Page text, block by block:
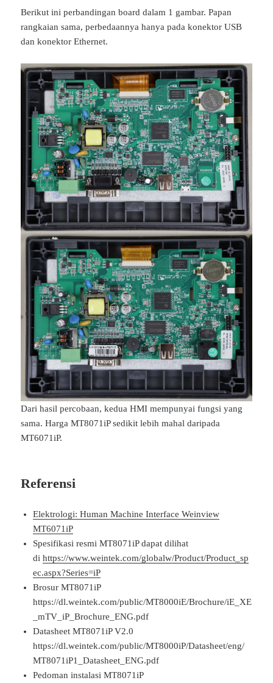
Berikut ini perbandingan board dalam 1 gambar. Papan
rangkaian sama, perbedaannya hanya pada konektor USB
dan konektor Ethernet.
Dari hasil percobaan, kedua HMI mempunyai fungsi yang
sama. Harga MT8071iP sedikit lebih mahal daripada
MT6071iP.
Referensi
Elektrologi: Human Machine Interface Weinview
MT6071iP
Spesifikasi resmi MT8071iP dapat dilihat
dihttps://www.weintek.com/globalw/Product/Product_sp
ec.aspx?Series=iP
Brosur MT8071iP
https://dl.weintek.com/public/MT8000iE/Brochure/iE_XE
_mTV_iP_Brochure_ENG.pdf
Datasheet MT8071iP V2.0
https://dl.weintek.com/public/MT8000iP/Datasheet/eng/
MT8071iP1_Datasheet_ENG.pdf
Pedoman instalasi MT8071iP